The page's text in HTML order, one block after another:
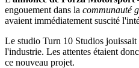
engouement dans la communauté
avaient immédiatement suscité
Le studio Turn 10 Studios
l'industrie. Les attentes étaient
ce nouveau projet.